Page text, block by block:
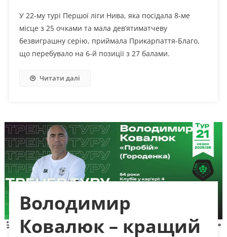
У 22-му турі Першої ліги Нива, яка посідала 8-ме
місце з 25 очками та мала дев’ятиматчеву
безвиграшну серію, приймала Прикарпаття-Благо,
що перебувало на 6-й позиції з 27 балами.
Читати далі
Володимир
Ковалюк – кращий